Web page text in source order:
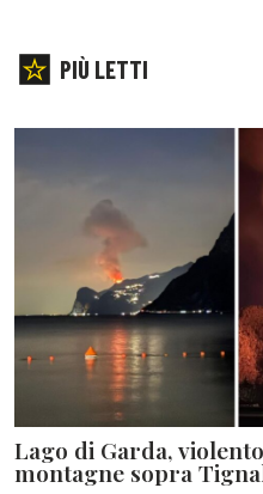
PIÙ LETTI
Lago di Garda,
montagne sopra